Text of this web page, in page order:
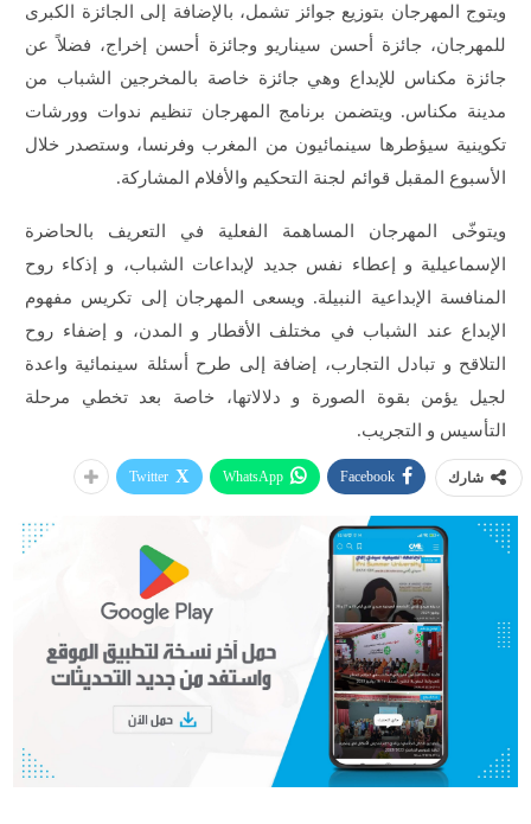
ويتوج المهرجان بتوزيع جوائز تشمل، بالإضافة إلى الجائزة الكبرى
للمهرجان، جائزة أحسن سيناريو وجائزة أحسن إخراج، فضلاً عن
جائزة مكناس للإبداع وهي جائزة خاصة بالمخرجين الشباب من
مدينة مكناس. ويتضمن برنامج المهرجان تنظيم ندوات وورشات
تكوينية سيؤطرها سينمائيون من المغرب وفرنسا، وستصدر خلال
الأسبوع المقبل قوائم لجنة التحكيم والأفلام المشاركة.
ويتوخّى المهرجان المساهمة الفعلية في التعريف بالحاضرة
الإسماعيلية و إعطاء نفس جديد لإبداعات الشباب، و إذكاء روح
المنافسة الإبداعية النبيلة. ويسعى المهرجان إلى تكريس مفهوم
الإبداع عند الشباب في مختلف الأقطار و المدن، و إضفاء روح
التلاقح و تبادل التجارب، إضافة إلى طرح أسئلة سينمائية واعدة
لجيل يؤمن بقوة الصورة و دلالاتها، خاصة بعد تخطي مرحلة
التأسيس و التجريب.
شارك Facebook
WhatsApp
Twitter